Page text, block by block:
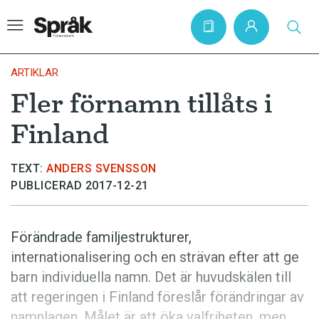
Hem
Artiklar
Krönikor
Språkfrågor
Bokrecensioner
Kviss
Podden
ARTIKLAR
Fler förnamn tillåts i
Finland
TEXT: ANDERS SVENSSON
PUBLICERAD 2017-12-21
Förändrade familjestrukturer,
internationalisering och en strävan efter att ge
barn individuella namn. Det är huvudskälen till
att regeringen i Finland föreslår förändringar av